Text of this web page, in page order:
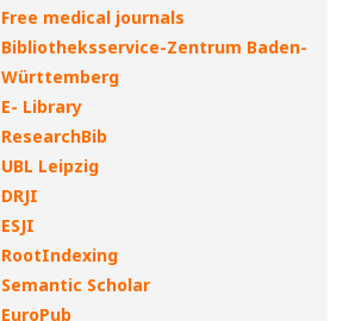
Free medical journals
Bibliotheksservice-Zentrum Baden-
Württemberg
E- Library
ResearchBib
UBL Leipzig
DRJI
ESJI
RootIndexing
Semantic Scholar
EuroPub